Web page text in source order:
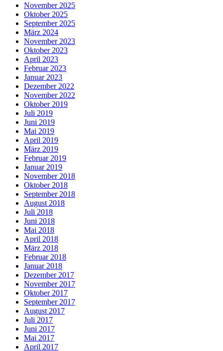
November 2025
Oktober 2025
September 2025
März 2024
November 2023
Oktober 2023
April 2023
Februar 2023
Januar 2023
Dezember 2022
November 2022
Oktober 2019
Juli 2019
Juni 2019
Mai 2019
April 2019
März 2019
Februar 2019
Januar 2019
November 2018
Oktober 2018
September 2018
August 2018
Juli 2018
Juni 2018
Mai 2018
April 2018
März 2018
Februar 2018
Januar 2018
Dezember 2017
November 2017
Oktober 2017
September 2017
August 2017
Juli 2017
Juni 2017
Mai 2017
April 2017